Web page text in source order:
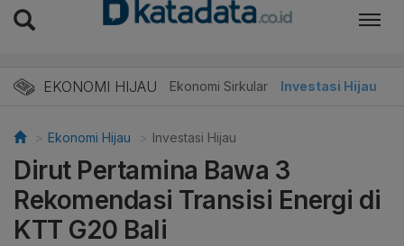
EKONOMI HIJAU
Energi Baru Ekonomi Sirkular Investasi Hijau
Ekonomi Hijau Investasi Hijau
Dirut Pertamina Bawa 3
Rekomendasi Transisi Energi di
KTT G20 Bali